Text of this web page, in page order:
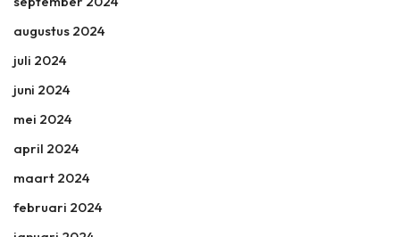
augustus 2024
juli 2024
juni 2024
mei 2024
april 2024
maart 2024
februari 2024